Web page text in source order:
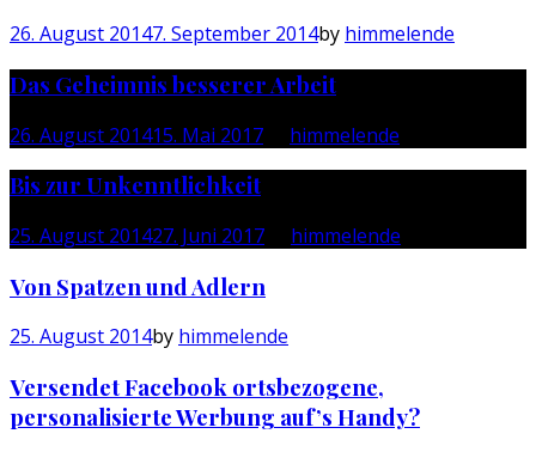
26. August 20147. September 2014by himmelende
Das Geheimnis besserer Arbeit
26. August 201415. Mai 2017 himmelende
Bis zur Unkenntlichkeit
25. August 201427. Juni 2017 himmelende
Von Spatzen und Adlern
25. August 2014by himmelende
Versendet Facebook ortsbezogene,
personalisierte Werbung auf’s Handy?